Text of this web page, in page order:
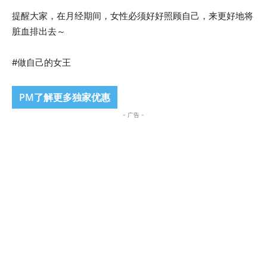
提醒大家，在月经期间，女性必须好好照顾自己，来更好地将
脏血排出去～
#做自己的女王
PM了解更多独家优惠
- 广告 -